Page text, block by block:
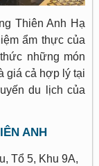
Thiên Anh Hạ
ẩm thực của
những món
giá cả hợp lý tại
du lịch của
ANH
Tổ 5, Khu 9A,